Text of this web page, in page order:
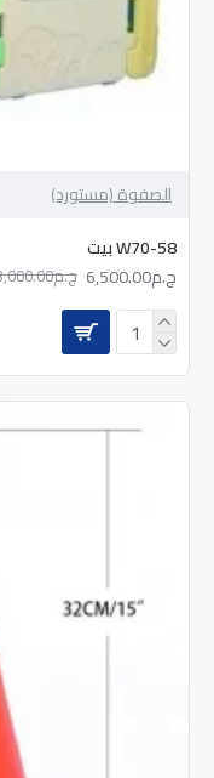
الصفوة (مستورد)
W70-58 بيت
ج.م6,500.00
ج.م13,000.00